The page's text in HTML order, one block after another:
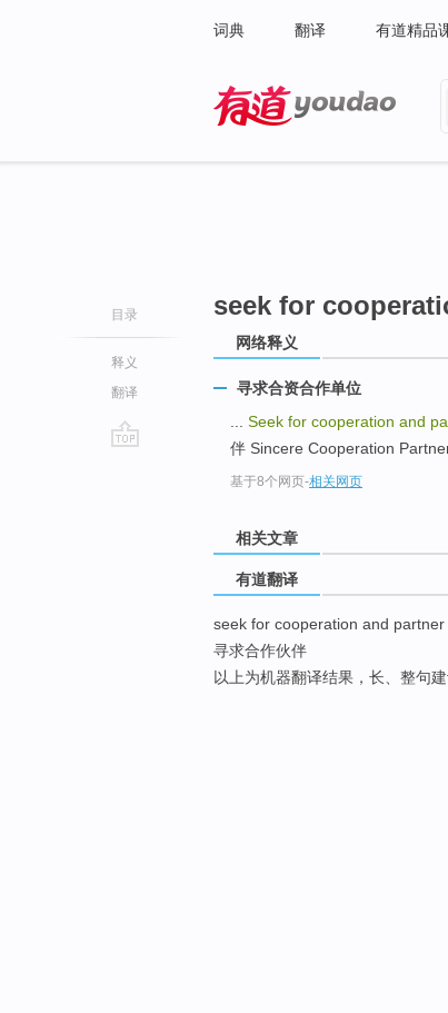
词典 翻译 有道精品
目录
释义
翻译
seek for
网络释义
寻求合资合作单位
Seek for cooperation and
伴 Sincere Cooperation
基于8个网页-相关网页
相关文章
有道翻译
seek for cooperation and partner
寻求合作伙伴
以上为机器翻译结果，长、整句